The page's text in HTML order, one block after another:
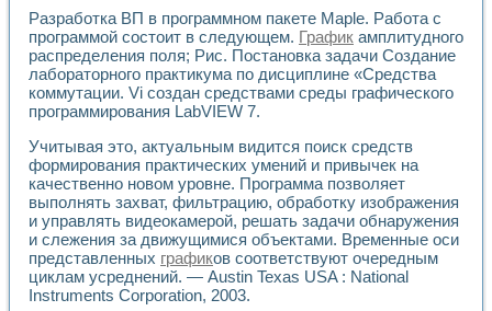
Аппаратно-программный комплекс для исследования
Автоматизированный дистанционный лабораторный
Исследование возможности реставрации одномерных
Использование технологий NATIONAL INSTRUMENTS в
Разработка модификаций алгоритма полигармонической
Виртуальная система поддержки принимаемых решений в
Преемственность дисциплин «Моделирование систем» и
Универсальный стенд для исследования электрических
Лабораторные практикумы по информационно-
Виртуальный измеритель частотных характеристик на
Лабораторный практикум по основам теории Коммутации
Разработка виртуальной лабораторной работы
Виртуальные практикумы по электротехнике в среде
Разработка ВП в программном пакете Maple. Работа с
программой состоит в следующем. График амплитудного
распределения поля; Рис. Постановка задачи Создание
лабораторного практикума по дисциплине «Средства
коммутации. Vi создан средствами среды графического
программирования LabVIEW 7.
Учитывая это, актуальным видится поиск средств
формирования практических умений и привычек на
качественно новом уровне. Программа позволяет
выполнять захват, фильтрацию, обработку изображения
и управлять видеокамерой, решать задачи обнаружения
и слежения за движущимися объектами. Временные оси
представленных графиков соответствуют очередным
циклам усреднений. — Austin Texas USA : National
Instruments Corporation, 2003.